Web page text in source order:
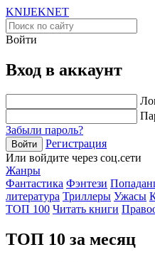
KNIJEKNET
Войти
Вход в аккаунт
Забыли пароль?
Войти
Регистрация
Или войдите через соц.сети
Жанры
Фантастика Фэнтези
литература Триллеры Ужасы
ТОП 100 Читать книги
ТОП 10 за месяц